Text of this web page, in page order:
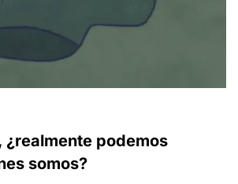
¿realmente podemos
somos?